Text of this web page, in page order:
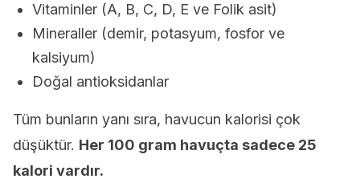
Vitaminler (A, B, C, D, E ve Folik asit)
Mineraller (demir, potasyum, fosfor ve
kalsiyum)
Doğal antioksidanlar
Tüm bunların yanı sıra, havucun kalorisi çok
düşüktür. Her 100 gram havuçta sadece 25
kalori vardır.